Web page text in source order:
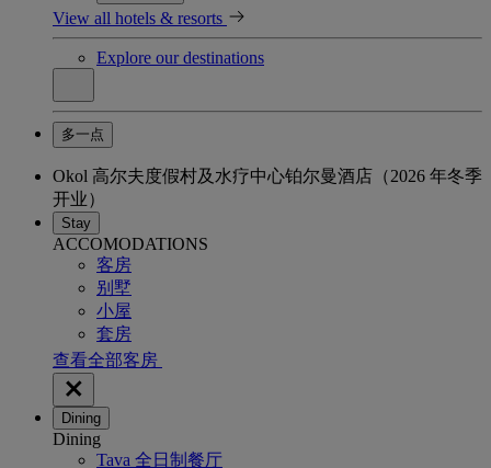
View all hotels & resorts
Explore our destinations
多一点
Okol 高尔夫度假村及水疗中心铂尔曼酒店（2026 年冬季
开业）
Stay
ACCOMODATIONS
客房
别墅
小屋
套房
查看全部客房
Dining
Dining
Tava 全日制餐厅